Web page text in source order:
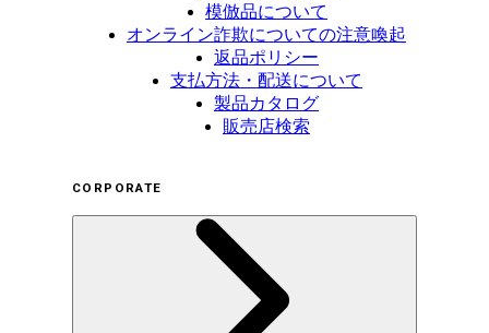
模倣品について
オンライン詐欺についての注意喚起
返品ポリシー
支払方法・配送について
製品カタログ
販売店検索
CORPORATE